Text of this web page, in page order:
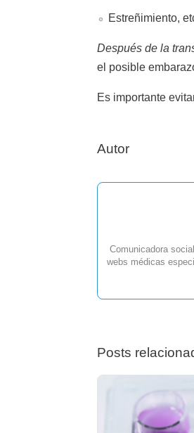
Estreñimiento,
Después de la
el posible
Es importante
Autor
Comunicadora
webs médicas
Posts